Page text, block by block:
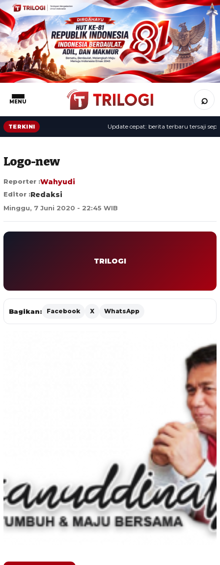
MENU ⌕
TERKINI Update cepat: berita terbaru tersaji
Logo-new
Reporter :Wahyudi
Editor :Redaksi
Minggu, 7 Juni 2020 - 22:45 WIB
TRILOGI
Bagikan: Facebook X WhatsApp